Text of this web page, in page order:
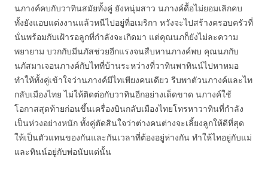
นภางค์คบกับวาทินสมัยทั้งคู่ ยังหนุ่มสาว นภางค์ดื้อไม่ยอมเลิกคบ
ทั้งยังแอบแต่งงานแล้วหนีไปอยู่ที่อเมริกา หวังจะไปสร้างครอบครัวที่
นั่นพร้อมกับเฝ้ารอลูกที่กำลังจะเกิดมา แต่คุณนภก็ยังไม่ละความ
พยายาม บวกกับมีนภัสช่วยอีกแรงจนสืบหานภางค์พบ คุณนภกับ
นภัสมาเจอนภางค์กับไทที่บ้านระหว่างที่วาทินพาทินน์ไปหาหมอ
ทำให้ทั้งคู่เข้าใจว่านภางค์มีไทเพียงคนเดียว รีบพาตัวนภางค์และไท
กลับเมืองไทย ไม่ให้ติดต่อกับวาทินอีกอย่างเด็ดขาด นภางค์ใช้
โอกาสสุดท้ายก่อนขึ้นเครื่องบินกลับเมืองไทยโทรหาวาทินที่กำลัง
เป็นห่วงอย่างหนัก ทั้งคู่ตัดสินใจว่าต่างคนต่างจะเลี้ยงลูกให้ดีที่สุด
ให้เป็นตัวแทนของกันและกันเวลาที่ต้องอยู่ห่างกัน ทำให้ไทอยู่กับแม่
และทินน์อยู่กับพ่อนับแต่นั้น